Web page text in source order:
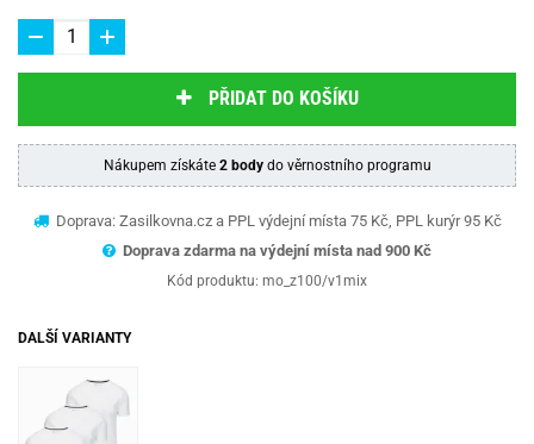
PŘIDAT DO KOŠÍKU
Nákupem získáte 2 bodydo věrnostního programu
Doprava: Zasilkovna.cz a PPL výdejní místa 75 Kč, PPL kurýr 95 Kč
Doprava zdarma na výdejní místa nad 900 Kč
Kód produktu: mo_z100/v1mix
DALŠÍ VARIANTY